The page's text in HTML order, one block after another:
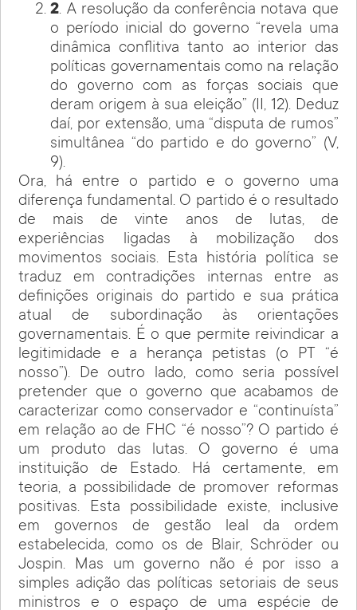
2. A resolução da conferência notava que
o período inicial do governo “revela uma
dinâmica conflitiva tanto ao interior das
políticas governamentais como na relação
do governo com as forças sociais que
deram origem à sua eleição” (II, 12). Deduz
daí, por extensão, uma “disputa de rumos”
simultânea “do partido e do governo” (V,
9).
Ora, há entre o partido e o governo uma
diferença fundamental. O partido é o resultado
de mais de vinte anos de lutas, de
experiências ligadas à mobilização dos
movimentos sociais. Esta história política se
traduz em contradições internas entre as
definições originais do partido e sua prática
atual de subordinação às orientações
governamentais. É o que permite reivindicar a
legitimidade e a herança petistas (o PT “é
nosso”). De outro lado, como seria possível
pretender que o governo que acabamos de
caracterizar como conservador e “continuísta”
em relação ao de FHC “é nosso”? O partido é
um produto das lutas. O governo é uma
instituição de Estado. Há certamente, em
teoria, a possibilidade de promover reformas
positivas. Esta possibilidade existe, inclusive
em governos de gestão leal da ordem
estabelecida, como os de Blair, Schröder ou
Jospin. Mas um governo não é por isso a
simples adição das políticas setoriais de seus
ministros e o espaço de uma espécie de